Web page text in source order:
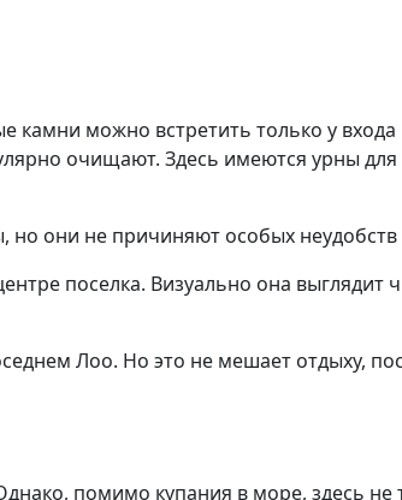
можно встретить только у
очищают. Здесь имеются урны
но они не причиняют особых
поселка. Визуально она выглядит
Лоо. Но это не мешает отдыху,
помимо купания в море, здесь не